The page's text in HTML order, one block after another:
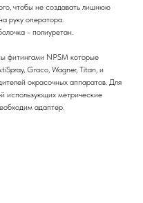
чтобы не создавать лишнюю
руку оператора.
- полиуретан.
фитингами NPSM которые
Graco, Wagner, Titan, и
окрасочных аппаратов. Для
использующих метрические
адаптер.